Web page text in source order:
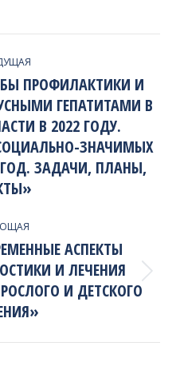
ПРОФИЛАКТИКИ И
ГЕПАТИТАМИ В
В 2022 ГОДУ.
ЗНАЧИМЫХ
ЗАДАЧИ, ПЛАНЫ,
АСПЕКТЫ
И ЛЕЧЕНИЯ
И ДЕТСКОГО